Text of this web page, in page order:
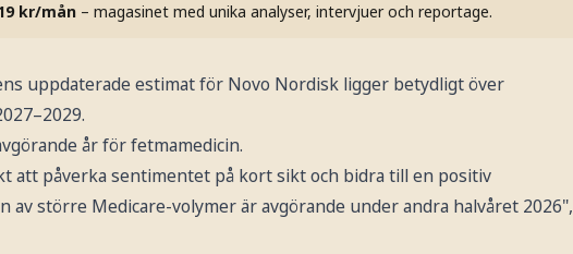
kr/mån – magasinet med unika analyser, intervjuer och reportage.
uppdaterade estimat för Novo Nordisk ligger betydligt över
år för fetmamedicin.
att påverka sentimentet på kort sikt och bidra till en positiv
större Medicare-volymer är avgörande under andra halvåret 2026",